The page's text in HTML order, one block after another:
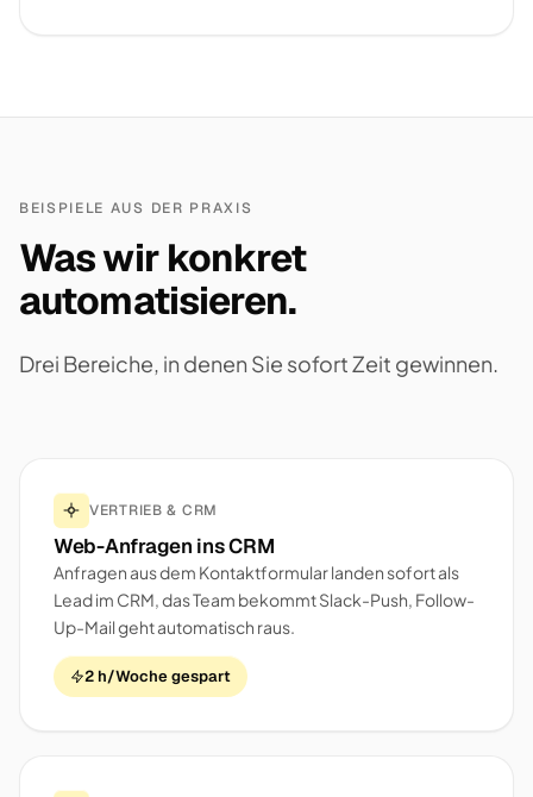
BEISPIELE AUS DER PRAXIS
Was wir konkret
automatisieren.
Drei Bereiche, in denen Sie sofort Zeit gewinnen.
VERTRIEB & CRM
Web-Anfragen ins CRM
Anfragen aus dem Kontaktformular landen sofort als
Lead im CRM, das Team bekommt Slack-Push, Follow-
Up-Mail geht automatisch raus.
2 h/Woche gespart